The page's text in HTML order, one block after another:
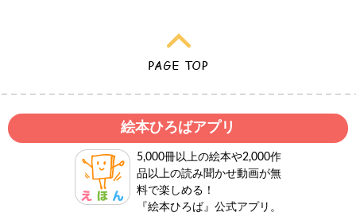
絵本ひろばアプリ
5,000冊以上の絵本や2,000作
品以上の読み聞かせ動画が無
料で楽しめる！
『絵本ひろば』公式アプリ。